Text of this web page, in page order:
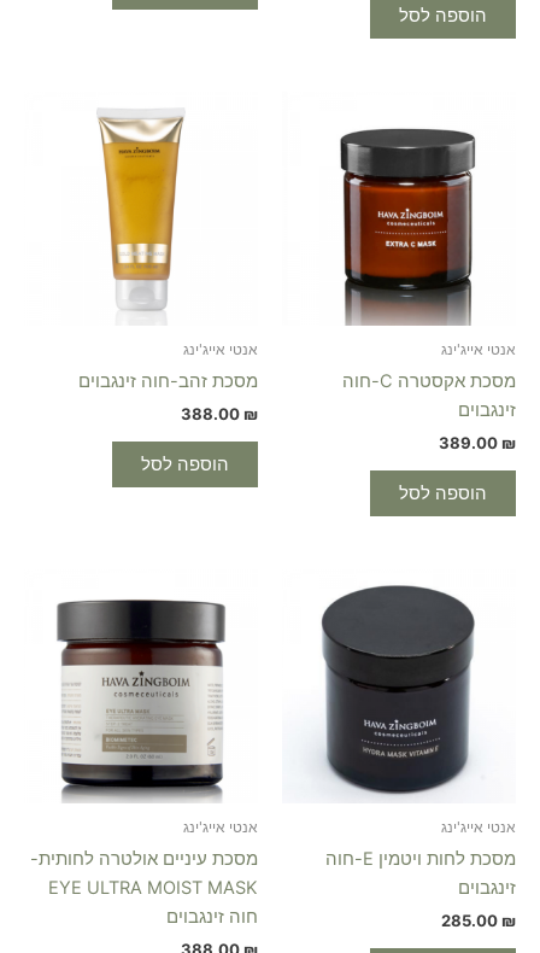
הוספה לסל
אנטי אייג'ינג
מסכת אקסטרה C-חוה
זינגבוים
389.00 ₪
הוספה לסל
אנטי אייג'ינג
מסכת זהב-חוה זינגבוים
388.00 ₪
הוספה לסל
אנטי אייג'ינג
מסכת לחות ויטמין E-חוה
זינגבוים
285.00 ₪
אנטי אייג'ינג
מסכת עיניים אולטרה לחותית-
EYE ULTRA MOIST MASK
חוה זינגבוים